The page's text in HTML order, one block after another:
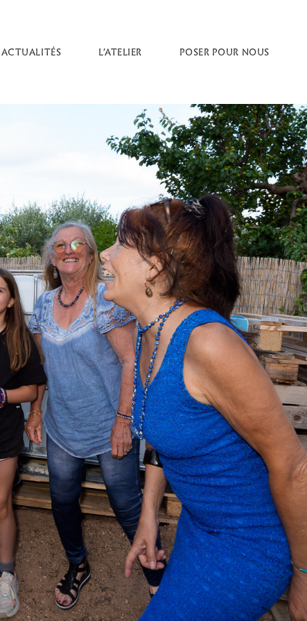
ACTUALITÉS L’ATELIER POSER POUR NOUS